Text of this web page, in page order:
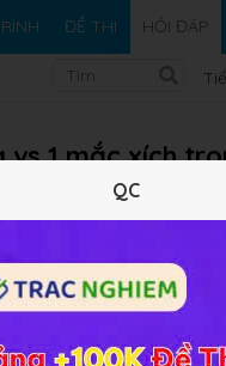
ĐỀ THI HỎI ĐÁP
vs 1 mắc xích
trăm về khối
QC